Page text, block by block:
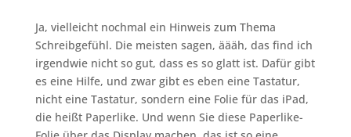
Ja, vielleicht nochmal ein Hinweis zum Thema
Schreibgefühl. Die meisten sagen, äääh, das find ich
irgendwie nicht so gut, dass es so glatt ist. Dafür gibt
es eine Hilfe, und zwar gibt es eben eine Tastatur,
nicht eine Tastatur, sondern eine Folie für das iPad,
die heißt Paperlike. Und wenn Sie diese Paperlike-